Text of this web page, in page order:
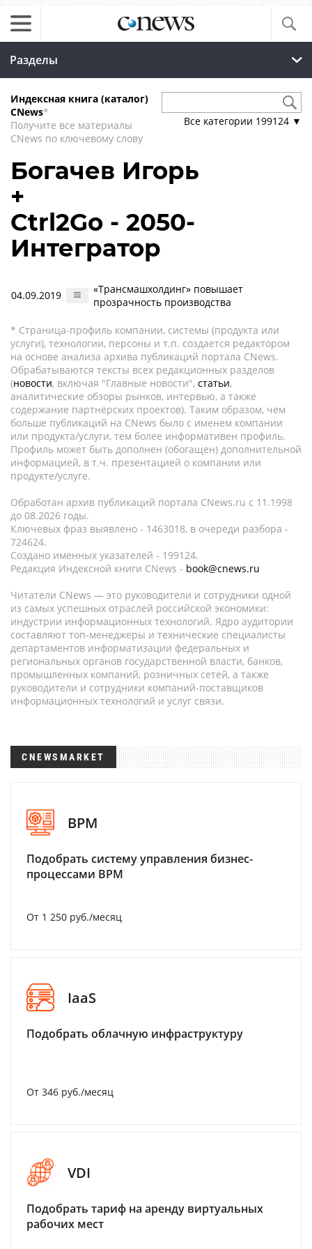
Разделы
Индексная книга (каталог)
CNews*
Получите все материалы
CNews по ключевому слову
Все категории 199124 ▼
Богачев Игорь
+
Ctrl2Go - 2050-
Интегратор
04.09.2019
«Трансмашхолдинг» повышает
прозрачность производства
* Страница-профиль компании, системы (продукта или
услуги), технологии, персоны и т.п. создается редактором
на основе анализа архива публикаций портала CNews.
Обрабатываются тексты всех редакционных разделов
(новости, включая "Главные новости", статьи,
аналитические обзоры рынков, интервью, а также
содержание партнёрских проектов). Таким образом, чем
больше публикаций на CNews было с именем компании
или продукта/услуги, тем более информативен профиль.
Профиль может быть дополнен (обогащен) дополнительной
информацией, в т.ч. презентацией о компании или
продукте/услуге.
Обработан архив публикаций портала CNews.ru c 11.1998
до 08.2026 годы.
Ключевых фраз выявлено - 1463018, в очереди разбора -
724624.
Создано именных указателей - 199124.
Редакция Индексной книги CNews - book@cnews.ru
Читатели CNews — это руководители и сотрудники одной
из самых успешных отраслей российской экономики:
индустрии информационных технологий. Ядро аудитории
составляют топ-менеджеры и технические специалисты
департаментов информатизации федеральных и
региональных органов государственной власти, банков,
промышленных компаний, розничных сетей, а также
руководители и сотрудники компаний-поставщиков
информационных технологий и услуг связи.
CNEWSMARKET
BPM
Подобрать систему управления бизнес-
процессами BPM
От 1 250 руб./месяц
IaaS
Подобрать облачную инфраструктуру
От 346 руб./месяц
VDI
Подобрать тариф на аренду виртуальных
рабочих мест